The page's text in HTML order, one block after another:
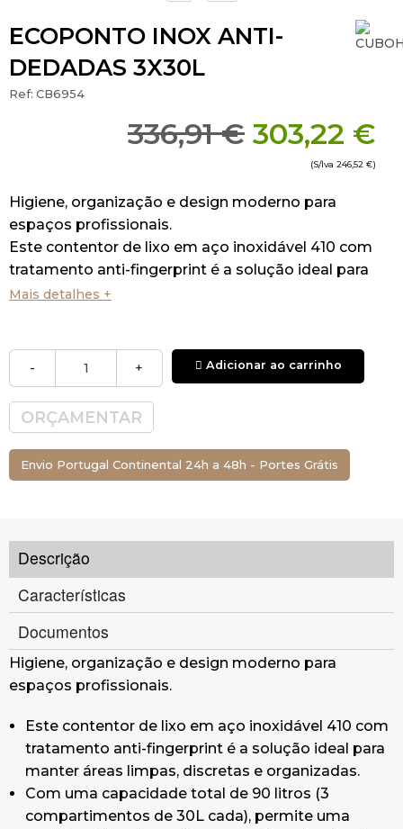
ECOPONTO INOX ANTI-
DEDADAS 3X30L
Ref: CB6954
336,91 € 303,22 €
(S/Iva 246,52 €)
Higiene, organização e design moderno para
espaços profissionais.
Este contentor de lixo em aço inoxidável 410 com
tratamento anti-fingerprint é a solução ideal para
manter áreas limpas, discretas e organizadas.
Mais detalhes +
- + Adicionar ao carrinho
ORÇAMENTAR
Envio Portugal Continental 24h a 48h - Portes Grátis
Descrição
Características
Documentos
Higiene, organização e design moderno para
espaços profissionais.
Este contentor de lixo em aço inoxidável 410 com
tratamento anti-fingerprint é a solução ideal para
manter áreas limpas, discretas e organizadas.
Com uma capacidade total de 90 litros (3
compartimentos de 30L cada), permite uma